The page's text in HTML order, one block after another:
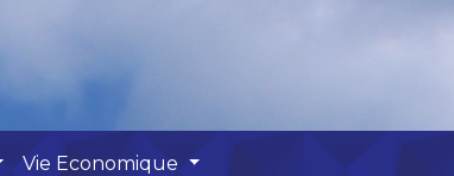
Vie Economique